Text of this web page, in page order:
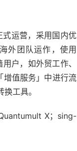
运营，采用国内优
外团队运作，使用
户，如外贸工作、
值服务」中进行流
工具。
X；sing-